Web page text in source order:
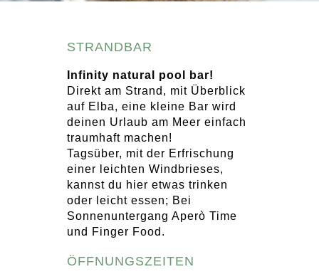
STRANDBAR
Infinity natural pool bar!
Direkt am Strand, mit Überblick
auf Elba, eine kleine Bar wird
deinen Urlaub am Meer einfach
traumhaft machen!
Tagsüber, mit der Erfrischung
einer leichten Windbrieses,
kannst du hier etwas trinken
oder leicht essen; Bei
Sonnenuntergang Aperò Time
und Finger Food.
ÖFFNUNGSZEITEN